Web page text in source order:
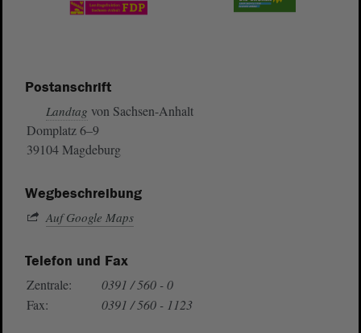
Postanschrift
Landtag von Sachsen-Anhalt
Domplatz 6–9
39104 Magdeburg
Wegbeschreibung
Auf Google Maps
Telefon und Fax
Zentrale:
0391 / 560 - 0
Fax:
0391 / 560 - 1123